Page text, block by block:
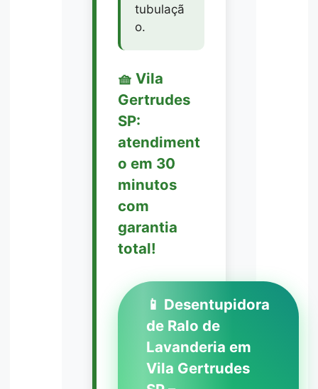
tubulaçã
o.
🧺 Vila
Gertrudes
SP:
atendiment
o em 30
minutos
com
garantia
total!
📱 Desentupidora
de Ralo de
Lavanderia em
Vila Gertrudes